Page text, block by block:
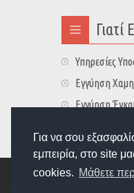
Για να σου
εμπειρία, στο site
cookies. Μάθετε
Γιατί
Υπηρεσίες
Εγγύηση
Εγγύηση